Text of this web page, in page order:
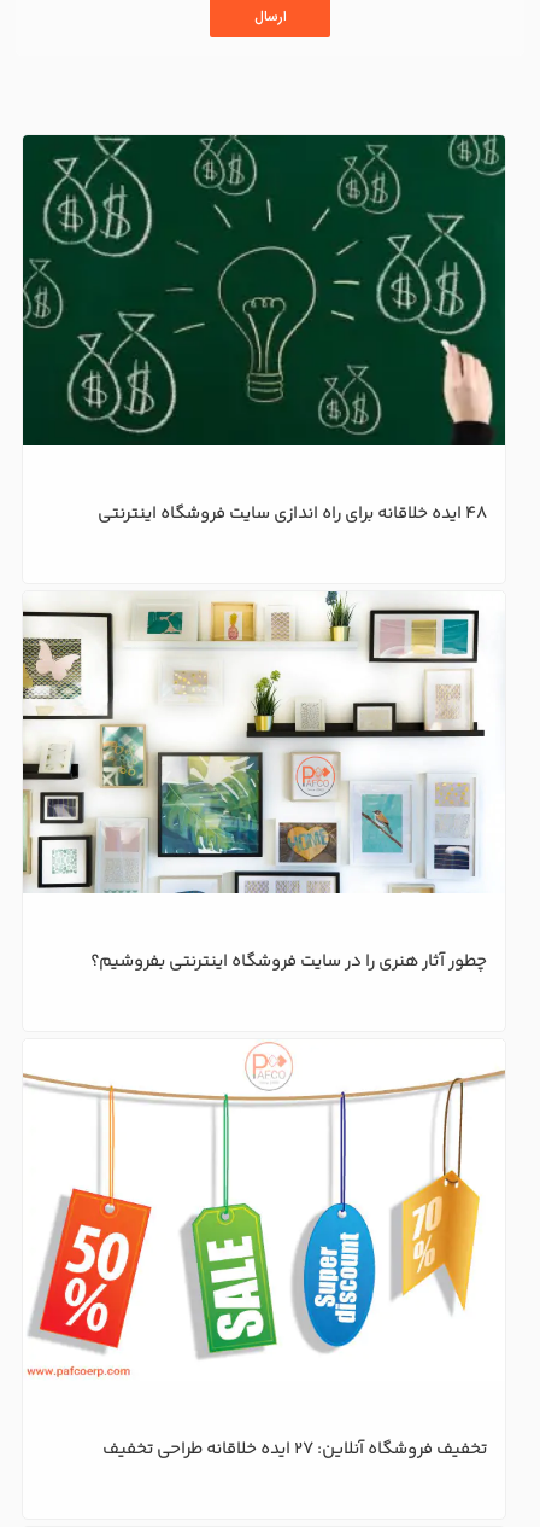
۴۸ ایده خلاقانه برای راه اندازی سایت فروشگاه اینترنتی
چطور آثار هنری را در سایت فروشگاه اینترنتی بفروشیم؟
تخفیف فروشگاه آنلاین: 27 ایده خلاقانه طراحی تخفیف